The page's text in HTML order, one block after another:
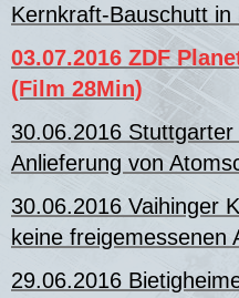
Kernkraft-Bauschutt in
03.07.2016 ZDF
(Film 28Min)
30.06.2016
Anlieferung von
30.06.2016 Vaihinger
keine freigemessenen
29.06.2016